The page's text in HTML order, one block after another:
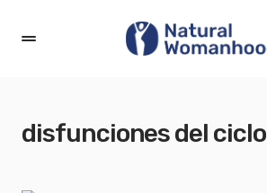
disfunciones del ciclo